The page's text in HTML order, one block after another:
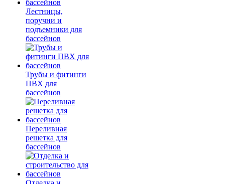
Лестницы,
поручни и
подъемники для
бассейнов
Трубы и фитинги
ПВХ для
бассейнов
Переливная
решетка для
бассейнов